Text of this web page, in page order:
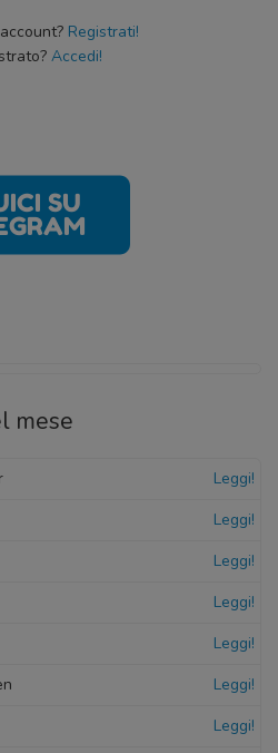
Registrati!
Accedi!
mese
Leggi!
Leggi!
Leggi!
Leggi!
Leggi!
Leggi!
Leggi!